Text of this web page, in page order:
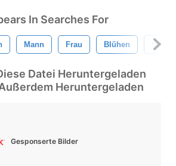
In Searches For
Mann Frau Blühen Sonne
Datei Heruntergeladen
Heruntergeladen
Gesponserte Bilder